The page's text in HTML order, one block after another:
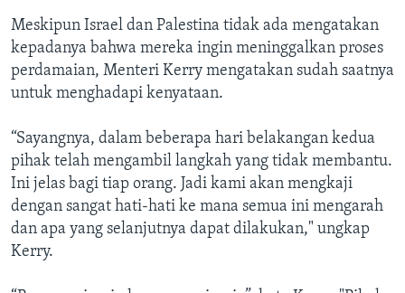
Meskipun Israel dan Palestina tidak ada mengatakan
kepadanya bahwa mereka ingin meninggalkan proses
perdamaian, Menteri Kerry mengatakan sudah saatnya
untuk menghadapi kenyataan.
“Sayangnya, dalam beberapa hari belakangan kedua
pihak telah mengambil langkah yang tidak membantu.
Ini jelas bagi tiap orang. Jadi kami akan mengkaji
dengan sangat hati-hati ke mana semua ini mengarah
dan apa yang selanjutnya dapat dilakukan," ungkap
Kerry.